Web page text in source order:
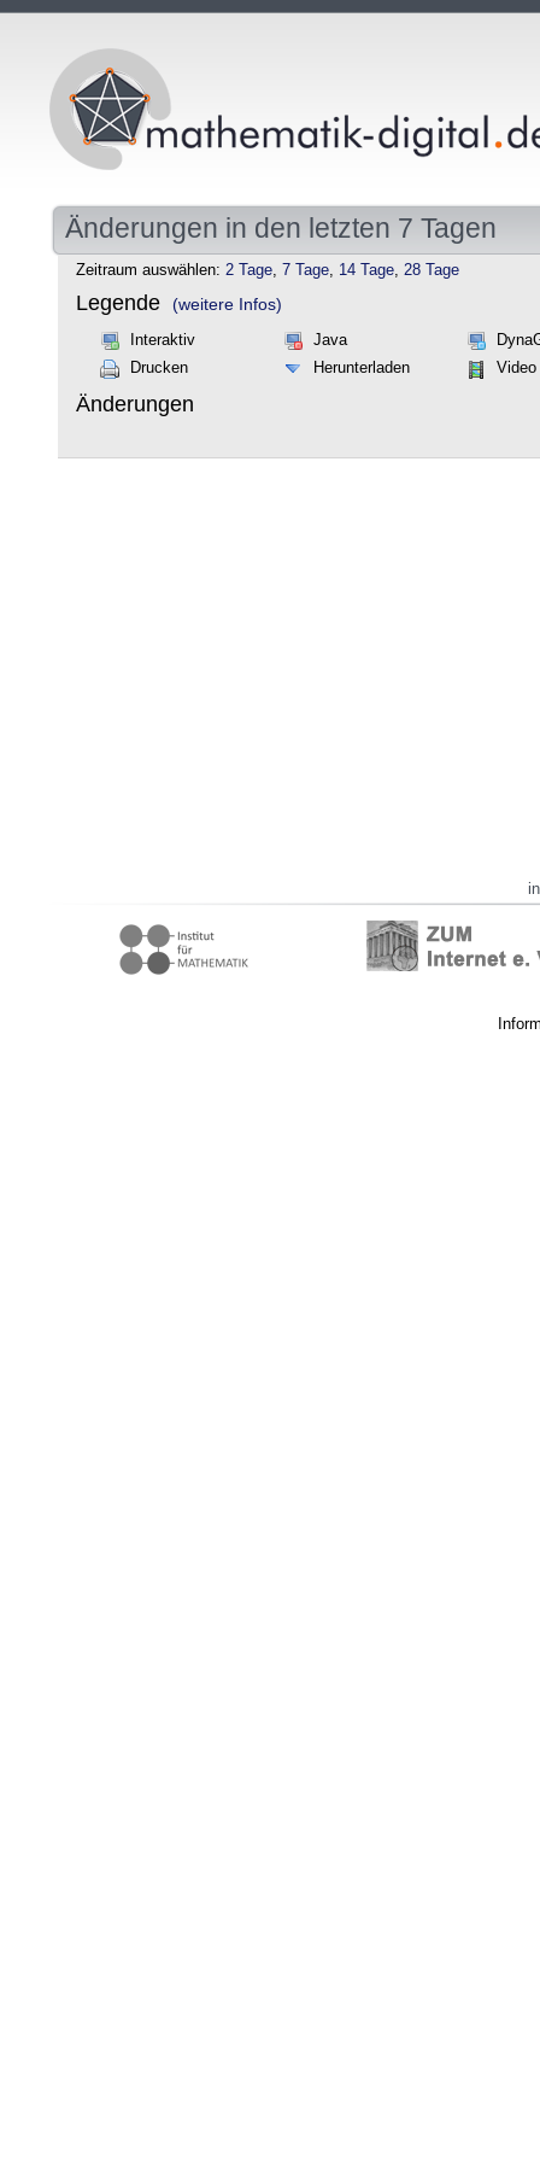
Änderungen in den letzten 7 Tagen
Zeitraum auswählen: 2 Tage, 7 Tage, 14 Tage, 28 Tage
Legende (weitere Infos)
Interaktiv Java
Drucken
Herunterladen Video
Änderungen